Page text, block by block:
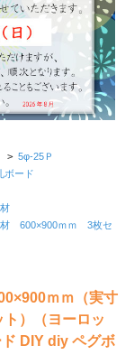
> 5φ-25Ｐ
ボード
材 600×900ｍｍ 3枚セ
ｍｍ（実寸
）（ヨーロッ
DIY diy ペグボ